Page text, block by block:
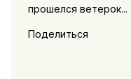
прошелся ветерок...
Поделиться